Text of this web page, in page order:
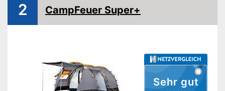
Material Innenzelt
Innenzelttaschen
Sehr gut
2 CampFeuer Super+